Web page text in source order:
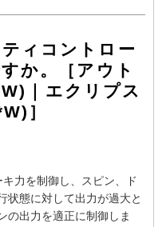
ィコントロー
か。［アウト
｜エクリプス
］
力を制御し、スピン、ド
状態に対して出力が過大と
の出力を適正に制御しま